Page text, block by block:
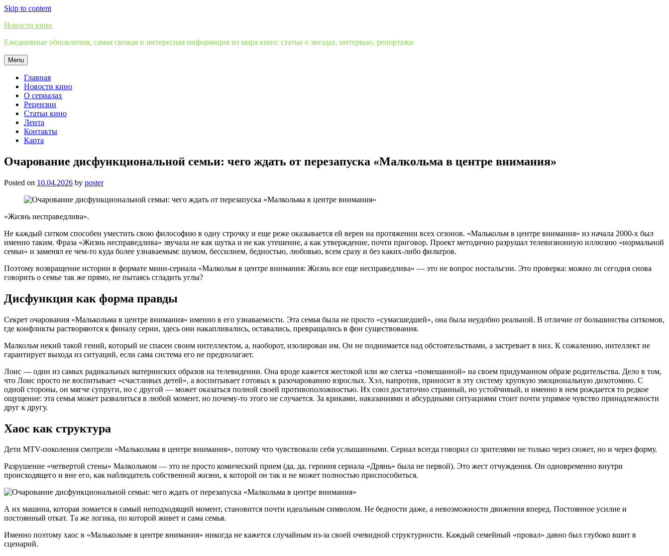
Skip to content
Новости кино
Ежедневные обновления, самая свежая и интересная информация из мира кино: статьи о звездах, интервью, репортажи
Menu
Главная
Новости кино
О сериалах
Рецензии
Статьи кино
Лента
Контакты
Карта
Очарование дисфункциональной семьи: чего ждать от перезапуска «Малкольма в центре внимания»
Posted on 10.04.2026 by poster
«Жизнь несправедлива».
Не каждый ситком способен уместить свою философию в одну строчку и еще реже оказывается ей верен на протяжении всех сезонов. «Малькольм в центре внимания» из начала 2000-х был
именно таким. Фраза «Жизнь несправедлива» звучала не как шутка и не как утешение, а как утверждение, почти приговор. Проект методично разрушал телевизионную иллюзию «нормальной
семьи» и заменял ее чем-то куда более узнаваемым: шумом, бессилием, бедностью, любовью, всем сразу и без каких-либо фильтров.
Поэтому возвращение истории в формате мини-сериала «Малкольм в центре внимания: Жизнь все еще несправедлива» — это не вопрос ностальгии. Это проверка: можно ли сегодня снова
говорить о семье так же прямо, не пытаясь сгладить углы?
Дисфункция как форма правды
Секрет очарования «Малькольма в центре внимания» именно в его узнаваемости. Эта семья была не просто «сумасшедшей», она была неудобно реальной. В отличие от большинства ситкомов,
где конфликты растворяются к финалу серии, здесь они накапливались, оставались, превращались в фон существования.
Малкольм некий такой гений, который не спасен своим интеллектом, а, наоборот, изолирован им. Он не поднимается над обстоятельствами, а застревает в них. К сожалению, интеллект не
гарантирует выхода из ситуаций, если сама система его не предполагает.
Лоис — один из самых радикальных материнских образов на телевидении. Она вроде кажется жестокой или же слегка «помешанной» на своем придуманном образе родительства. Дело в том,
что Лоис просто не воспитывает «счастливых детей», а воспитывает готовых к разочарованию взрослых. Хэл, напротив, приносит в эту систему хрупкую эмоциональную дихотомию. С
одной стороны, он мягче супруги, но с другой — может оказаться полной своей противоположностью. Их союз достаточно странный, но устойчивый, и именно в нем рождается то редкое
ощущение: эта семья может развалиться в любой момент, но почему-то этого не случается. За криками, наказаниями и абсурдными ситуациями стоит почти упрямое чувство принадлежности
друг к другу.
Хаос как структура
Дети MTV-поколения смотрели «Малькольма в центре внимания», потому что чувствовали себя услышанными. Сериал всегда говорил со зрителями не только через сюжет, но и через форму.
Разрушение «четвертой стены» Малкольмом — это не просто комический прием (да, да, героиня сериала «Дрянь» была не первой). Это жест отчуждения. Он одновременно внутри
происходящего и вне его, как наблюдатель собственной жизни, к которой он так и не может полностью приспособиться.
А их машина, которая ломается в самый неподходящий момент, становится почти идеальным символом. Не бедности даже, а невозможности движения вперед. Постоянное усилие и
постоянный откат. Та же логика, по которой живет и сама семья.
Именно поэтому хаос в «Малькольме в центре внимания» никогда не кажется случайным из-за своей очевидной структурности. Каждый семейный «провал» давно был глубоко вшит в
сценарий.